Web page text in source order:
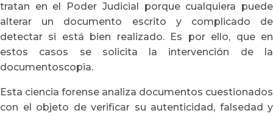
tratan en el Poder Judicial porque cualquiera puede
alterar un documento escrito y complicado de
detectar si está bien realizado. Es por ello, que en
estos casos se solicita la intervención de la
documentoscopia.
Esta ciencia forense analiza documentos cuestionados
con el objeto de verificar su autenticidad, falsedad y